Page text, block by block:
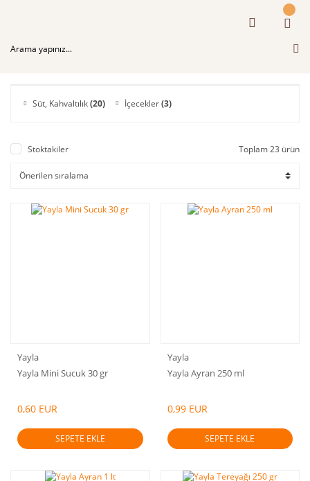
Süt, Kahvaltılık(20) İçecekler(3)
Stoktakiler Toplam 23 ürün
Yayla
Yayla Mini Sucuk 30 gr
0,60 EUR
SEPETE EKLE
Yayla
Yayla Ayran 250 ml
0,99 EUR
SEPETE EKLE